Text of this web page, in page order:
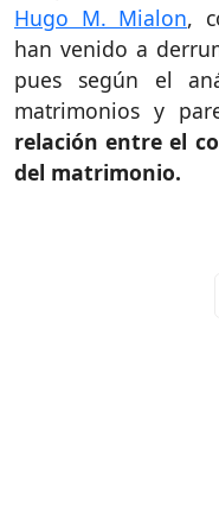
Hugo M. Mialon,
han venido a
pues según el
matrimonios y
relación entre el
del matrimonio.